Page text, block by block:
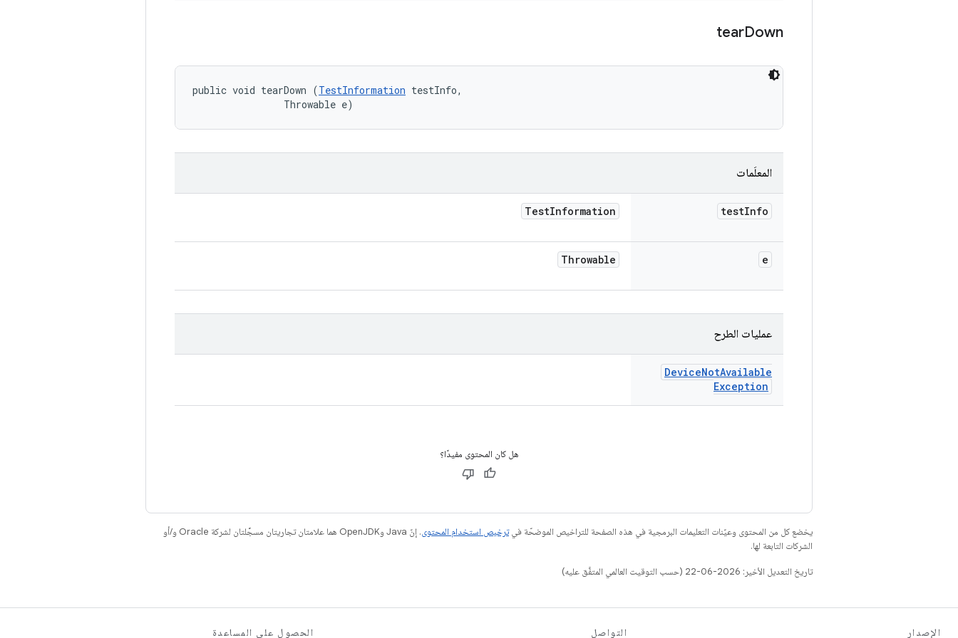
tearDown
public void tearDown (TestInformation testInfo,
                Throwable e)
المعلَمات
testInfo
TestInformation
e
Throwable
عمليات الطرح
DeviceNotAvailable
Exception
هل كان المحتوى مفيدًا؟
يخضع كل من المحتوى وعيّنات التعليمات البرمجية في هذه الصفحة للتراخيص الموضحّة فيترخيص استخدام المحتوى
. إنّ Java وOpenJDK هما علامتان تجاريتان مسجَّلتان لشركة Oracle و/أو
الشركات التابعة لها.
تاريخ التعديل الأخير: 2026-06-22 (حسب التوقيت العالمي المتفَّق عليه)
الإصدار التواصل الحصول على المساعدة